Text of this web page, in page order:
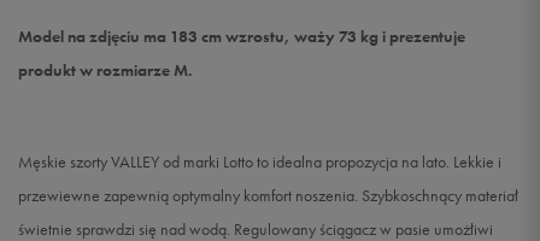
Model na zdjęciu ma 183 cm wzrostu, waży 73 kg i prezentuje
produkt w rozmiarze M.
Męskie szorty VALLEY od marki Lotto to idealna propozycja na lato. Lekkie i
przewiewne zapewnią optymalny komfort noszenia. Szybkoschnący materiał
świetnie sprawdzi się nad wodą. Regulowany ściągacz w pasie umożłiwi